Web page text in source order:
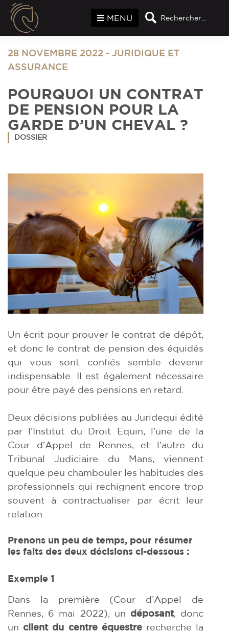
Rechercher...
MENU
28 NOVEMBRE 2022 - JURIDIQUE ET
ASSURANCE
POURQUOI UN CONTRAT
DE PENSION POUR LA
GARDE D’UN CHEVAL ?
DOSSIER
Un écrit pour prouver le contrat de dépôt,
et donc le contrat de pension des équidés
qui vous sont confiés semble devenir
indispensable. Il est également nécessaire
pour être payé des pensions en retard.
Deux décisions publiées au Juridequi édité
par l’Institut du Droit Equin, l’une de la
Cour d’Appel de Rennes, et l’autre du
Tribunal Judiciaire du Mans, viennent
quelque peu chambouler les habitudes des
professionnels qui rechignent encore trop
souvent à contractualiser par écrit leur
relation.
Prenons un peu de temps, pour résumer
les faits des deux décisions ci-dessous :
Exemple 1
Dans la première (Cour d’Appel de
Rennes, 6 mai 2022), un déposant, donc
un client du centre équestrerecherche la
Panneau de gestion des cookies